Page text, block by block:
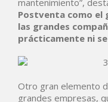
mantenimiento”,
Postventa como el
las grandes
prácticamente ni
Otro gran elemento
grandes empresas,